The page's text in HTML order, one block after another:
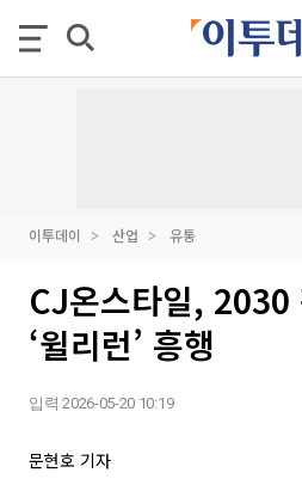
이투데이 산업 유통
CJ온스타일, 2030
‘윌리런’ 흥행
입력 2026-05-20 10:19
문현호 기자